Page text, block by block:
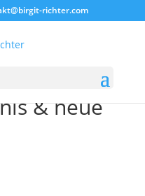
richter.com
& neue